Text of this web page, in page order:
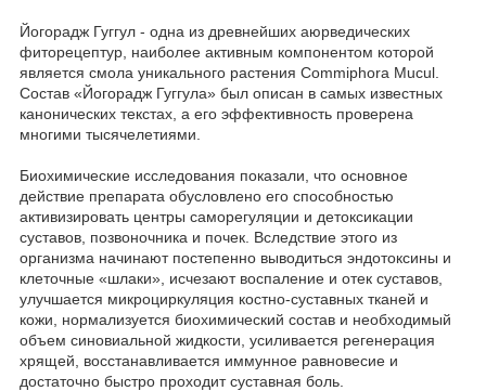
Йогорадж Гуггул - одна из древнейших аюрведических
фиторецептур, наиболее активным компонентом которой
является смола уникального растения Commiphora Mucul.
Состав «Йогорадж Гуггула» был описан в самых известных
канонических текстах, а его эффективность проверена
многими тысячелетиями.
Биохимические исследования показали, что основное
действие препарата обусловлено его способностью
активизировать центры саморегуляции и детоксикации
суставов, позвоночника и почек. Вследствие этого из
организма начинают постепенно выводиться эндотоксины и
клеточные «шлаки», исчезают воспаление и отек суставов,
улучшается микроциркуляция костно-суставных тканей и
кожи, нормализуется биохимический состав и необходимый
объем синовиальной жидкости, усиливается регенерация
хрящей, восстанавливается иммунное равновесие и
достаточно быстро проходит суставная боль.